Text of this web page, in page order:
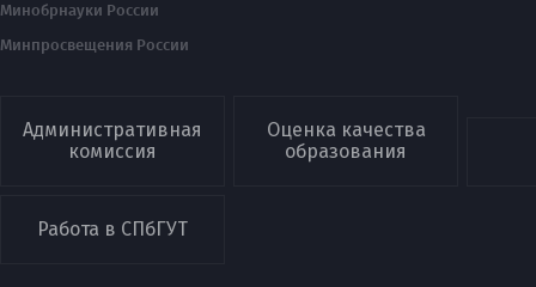
Минобрнауки России
Минпросвещения России
Административная
комиссия
Оценка качества
образования
Работа в СПбГУТ